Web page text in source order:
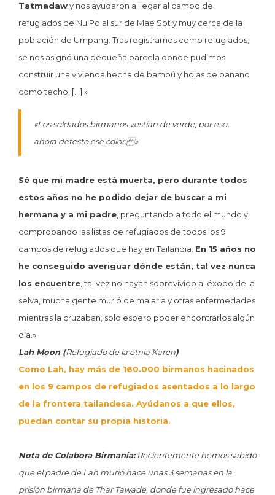
Tatmadawy nos ayudaron a llegar al campo de
refugiados de Nu Po al sur de Mae Sot y muy cerca de la
población de Umpang. Tras registrarnos como refugiados,
se nos asignó una pequeña parcela donde pudimos
construir una vivienda hecha de bambú y hojas de banano
como techo. […] »
«Los soldados birmanos vestían de verde; por eso
ahora detesto ese color.»
Sé que mi madre está muerta, pero durante todos
estos años no he podido dejar de buscar a mi
hermana y a mi padre , preguntando a todo el mundo y
comprobando las listas de refugiados de todos los 9
campos de refugiados que hay en Tailandia. En 15 años no
he conseguido averiguar dónde están, tal vez nunca
los encuentre , tal vez no hayan sobrevivido al éxodo de la
selva, mucha gente murió de malaria y otras enfermedades
mientras la cruzaban, solo espero poder encontrarlos algún
día.»
Lah Moon (Refugiado de la etnia Karen)
Como Lah, hay más de 160.000 birmanos hacinados
en los 9 campos de refugiados asentados a lo largo
de la frontera tailandesa.​ Ayúdanos a que ellos,
puedan contar su propia historia.
Nota de Colabora Birmania: Recientemente hemos sabido
que el padre de Lah murió hace unas 3 semanas en la
prisión birmana de Thar Tawade, donde fue ingresado hace